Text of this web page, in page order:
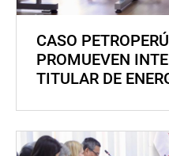
CASO
PROMUEVEN
TITULAR DE